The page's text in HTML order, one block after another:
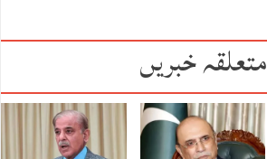
متعلقہ خبریں